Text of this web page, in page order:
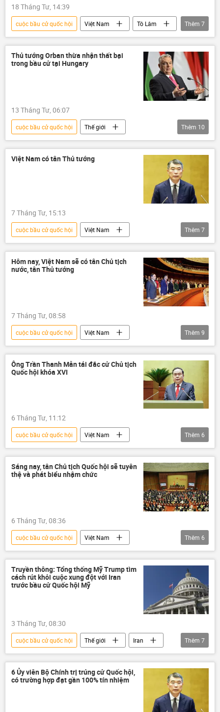
18 Tháng Tư, 14:39
cuộc bầu cử quốc hội Việt Nam
Tô Lâm
Thế giới
Chính trị
Trung Quốc
Lê Hoài Trung
Tập Cận Bình
Kinh tế
ngoại giao
Thêm 7
Thủ tướng Orban thừa nhận thất bại
trong bầu cử tại Hungary
13 Tháng Tư, 06:07
cuộc bầu cử quốc hội
Thế giới
Hungary
Viktor Orban
Quốc hội
Chính trị
bầu cử
Thêm 10
Việt Nam có tân Thủ tướng
7 Tháng Tư, 15:13
cuộc bầu cử quốc hội
Việt Nam
thông tin
Chính phủ
Thủ tướng
Quốc hội
Quốc hội Việt Nam
đại biểu quốc hội
Thêm 7
Hôm nay, Việt Nam sẽ có tân Chủ tịch
nước, tân Thủ tướng
7 Tháng Tư, 08:58
cuộc bầu cử quốc hội
Việt Nam
thông tin
Chủ tịch nước
Chủ tịch nước Việt Nam
Quốc hội
Quốc hội Việt Nam
Thêm 9
Ông Trần Thanh Mẫn tái đắc cử Chủ tịch
Quốc hội khóa XVI
6 Tháng Tư, 11:12
cuộc bầu cử quốc hội
Việt Nam
thông tin
Quốc hội
Quốc hội Việt Nam
đại biểu quốc hội
Chính trị
Bộ Chính Trị VN
Thêm 6
Sáng nay, tân Chủ tịch Quốc hội sẽ tuyên
thệ và phát biểu nhậm chức
6 Tháng Tư, 08:36
cuộc bầu cử quốc hội
Việt Nam
nhân sự
Quốc hội
Quốc hội Việt Nam
đại biểu quốc hội
tuyển chọn, bổ nhiệm
Chính trị
Thêm 6
Truyền thông: Tổng thống Mỹ Trump tìm
cách rút khỏi cuộc xung đột với Iran
trước bầu cử Quốc hội Mỹ
3 Tháng Tư, 08:30
cuộc bầu cử quốc hội Thế giới
Iran
Donald Trump
Trung Đông
Hoa Kỳ
Báo chí thế giới
Leo thang căng thẳng giữa Israel và Iran
Thêm 7
6 Ủy viên Bộ Chính trị trúng cử Quốc hội,
có trường hợp đạt gần 100% tín nhiệm